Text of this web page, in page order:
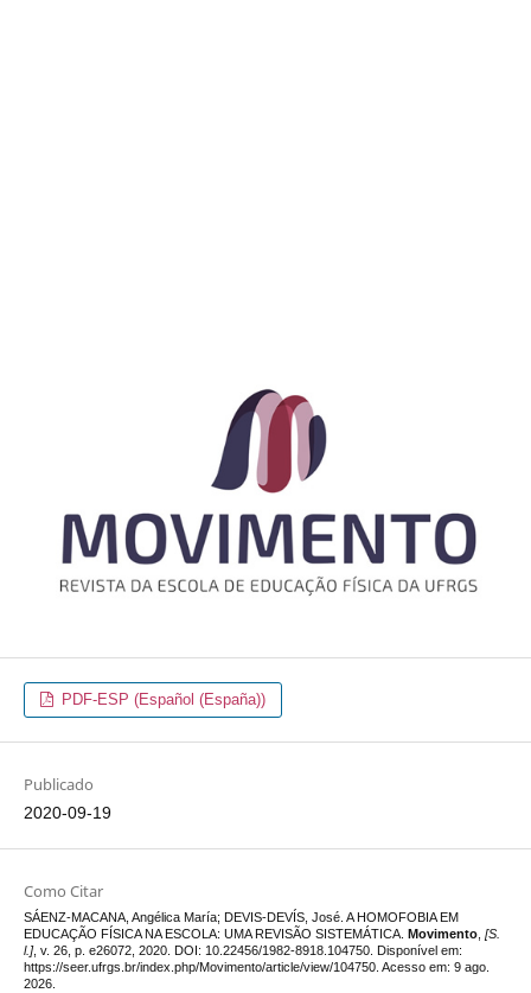
PDF-ESP (Español (España))
Publicado
2020-09-19
Como Citar
SÁENZ-MACANA, Angélica María; DEVIS-DEVÍS, José. A HOMOFOBIA EM
EDUCAÇÃO FÍSICA NA ESCOLA: UMA REVISÃO SISTEMÁTICA.
Movimento, [S.
l.], v. 26, p. e26072, 2020. DOI: 10.22456/1982-8918.104750. Disponível em:
https://seer.ufrgs.br/index.php/Movimento/article/view/104750. Acesso em: 9 ago.
2026.